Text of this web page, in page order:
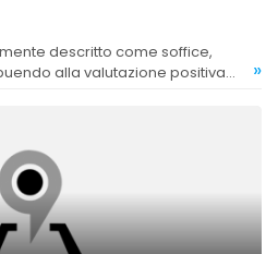
alla valutazione positiva
»